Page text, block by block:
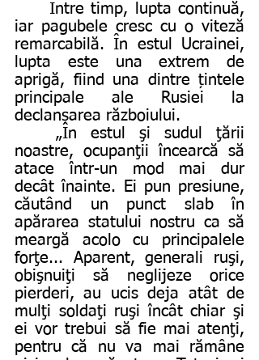
iar pagubele cresc cu o viteză
remarcabilă. În estul Ucrainei,
lupta este una extrem de
aprigă, fiind una dintre țintele
principale ale Rusiei la
declanșarea războiului.
noastre, ocupanţii încearcă să
atace într-un mod mai dur
decât înainte. Ei pun presiune,
căutând un punct slab în
apărarea statului nostru ca să
meargă acolo cu principalele
forţe... Aparent, generali ruşi,
obişnuiţi să neglijeze orice
pierderi, au ucis deja atât de
mulţi soldaţi ruşi încât chiar şi
ei vor trebui să fie mai atenţi,
pentru că nu va mai rămâne